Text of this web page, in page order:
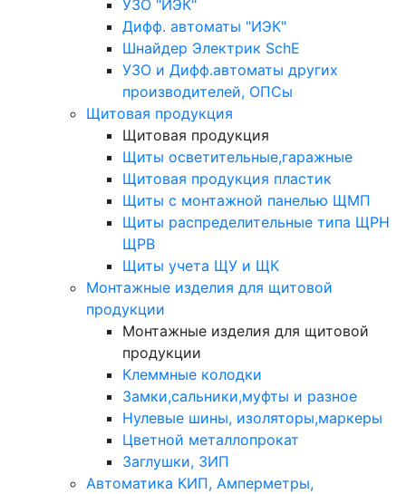
УЗО "ИЭК"
Дифф. автоматы "ИЭК"
Шнайдер Электрик SchE
УЗО и Дифф.автоматы других
производителей, ОПСы
Щитовая продукция
Щитовая продукция
Щиты осветительные,гаражные
Щитовая продукция пластик
Щиты с монтажной панелью ЩМП
Щиты распределительные типа ЩРН
ЩРВ
Щиты учета ЩУ и ЩК
Монтажные изделия для щитовой
продукции
Монтажные изделия для щитовой
продукции
Клеммные колодки
Замки,сальники,муфты и разное
Нулевые шины, изоляторы,маркеры
Цветной металлопрокат
Заглушки, ЗИП
Автоматика КИП, Амперметры,